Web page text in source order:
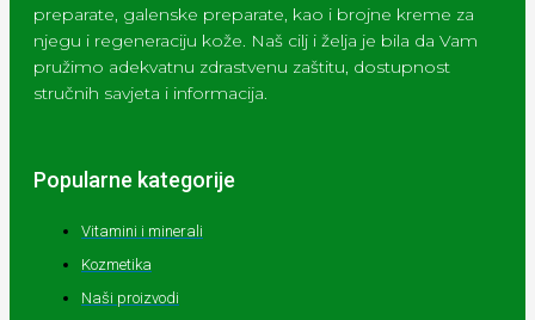
preparate, galenske preparate, kao i brojne kreme za
njegu i regeneraciju kože. Naš cilj i želja je bila da Vam
pružimo adekvatnu zdrastvenu zaštitu, dostupnost
stručnih savjeta i informacija.
Popularne kategorije
Vitamini i minerali
Kozmetika
Naši proizvodi